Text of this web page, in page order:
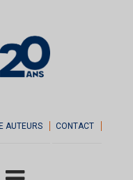
AUTEURS CONTACT